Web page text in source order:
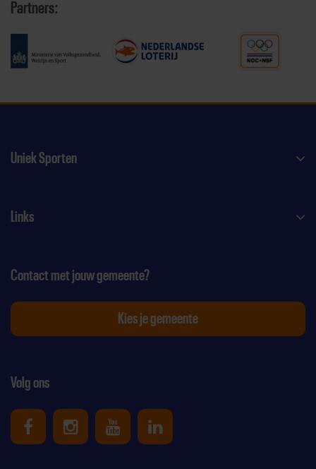
Partners:
Uniek Sporten
Links
Volg ons
Uniek Sporten op Facebook
Uniek Sporten op Instagram
Uniek Sporten op Youtube
Uniek Sporten op
Contact met jouw gemeente?
Kies je gemeente